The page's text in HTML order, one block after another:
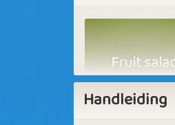
Fruit
Handleiding